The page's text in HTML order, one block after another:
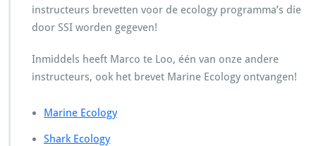
instructeurs brevetten voor de ecology programma’s die
door SSI worden gegeven!
Inmiddels heeft Marco te Loo, één van onze andere
instructeurs, ook het brevet Marine Ecology ontvangen!
Marine Ecology
Shark Ecology